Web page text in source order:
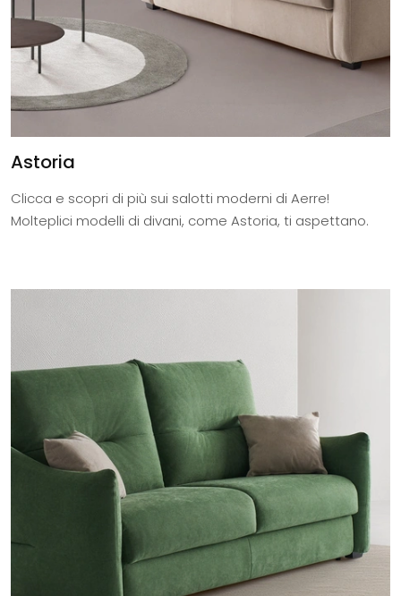
Astoria
Clicca e scopri di più sui salotti moderni di Aerre!
Molteplici modelli di divani, come Astoria, ti aspettano.